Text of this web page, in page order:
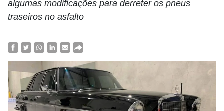
algumas modificações para derreter os pneus
traseiros no asfalto